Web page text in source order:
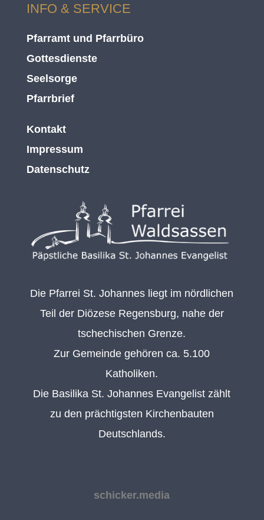
INFO & SERVICE
Pfarramt und Pfarrbüro
Gottesdienste
Seelsorge
Pfarrbrief
Kontakt
Impressum
Datenschutz
Die Pfarrei St. Johannes liegt im nördlichen
Teil der Diözese Regensburg, nahe der
tschechischen Grenze.
Zur Gemeinde gehören ca. 5.100
Katholiken.
Die Basilika St. Johannes Evangelist zählt
zu den prächtigsten Kirchenbauten
Deutschlands.
schicker.media